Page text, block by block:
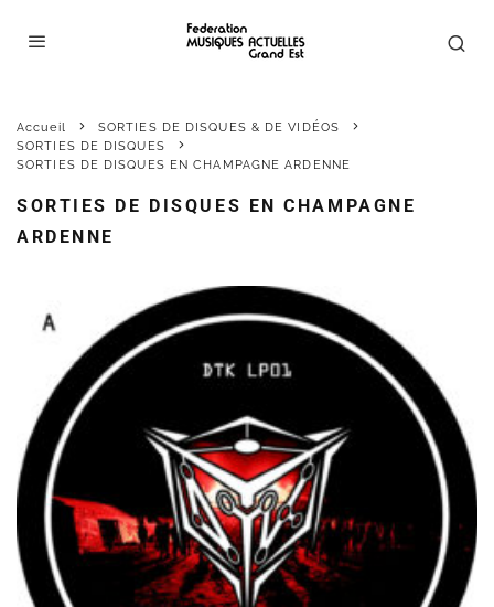
Accueil
SORTIES DE DISQUES & DE VIDÉOS
SORTIES DE DISQUES
SORTIES DE DISQUES EN CHAMPAGNE ARDENNE
SORTIES DE DISQUES EN CHAMPAGNE
ARDENNE